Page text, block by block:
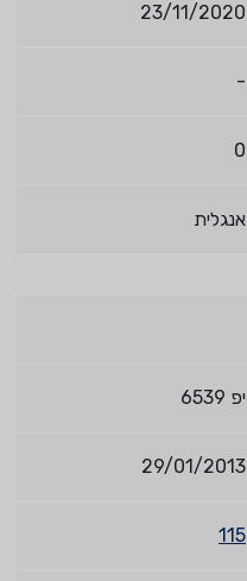
23/11/2020
-
0
אנגלית
יפ 6539
29/01/2013
115